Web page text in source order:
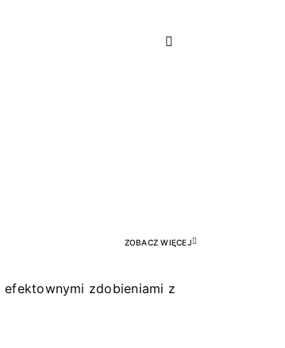
ZOBACZ WIĘCEJ
efektownymi zdobieniami z